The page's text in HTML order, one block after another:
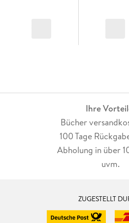
Ihre
Bücher
100 Tage
Abholung in über
uvm.
ZUGESTELLT